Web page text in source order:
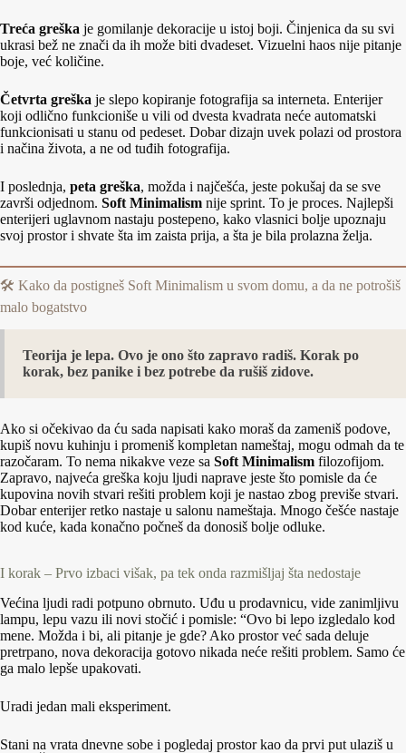
Treća greška je gomilanje dekoracije u istoj boji. Činjenica da su svi
ukrasi bež ne znači da ih može biti dvadeset. Vizuelni haos nije pitanje
boje, već količine.
Četvrta greška je slepo kopiranje fotografija sa interneta. Enterijer
koji odlično funkcioniše u vili od dvesta kvadrata neće automatski
funkcionisati u stanu od pedeset. Dobar dizajn uvek polazi od prostora
i načina života, a ne od tuđih fotografija.
I poslednja, peta greška, možda i najčešća, jeste pokušaj da se sve
završi odjednom. Soft Minimalism nije sprint. To je proces. Najlepši
enterijeri uglavnom nastaju postepeno, kako vlasnici bolje upoznaju
svoj prostor i shvate šta im zaista prija, a šta je bila prolazna želja.
🛠️ Kako da postigneš Soft Minimalism u svom domu, a da ne potrošiš
malo bogatstvo
Teorija je lepa. Ovo je ono što zapravo radiš. Korak po
korak, bez panike i bez potrebe da rušiš zidove.
Ako si očekivao da ću sada napisati kako moraš da zameniš podove,
kupiš novu kuhinju i promeniš kompletan nameštaj, mogu odmah da te
razočaram. To nema nikakve veze sa Soft Minimalism filozofijom.
Zapravo, najveća greška koju ljudi naprave jeste što pomisle da će
kupovina novih stvari rešiti problem koji je nastao zbog previše stvari.
Dobar enterijer retko nastaje u salonu nameštaja. Mnogo češće nastaje
kod kuće, kada konačno počneš da donosiš bolje odluke.
I korak – Prvo izbaci višak, pa tek onda razmišljaj šta nedostaje
Većina ljudi radi potpuno obrnuto. Uđu u prodavnicu, vide zanimljivu
lampu, lepu vazu ili novi stočić i pomisle: “Ovo bi lepo izgledalo kod
mene. Možda i bi, ali pitanje je gde? Ako prostor već sada deluje
pretrpano, nova dekoracija gotovo nikada neće rešiti problem. Samo će
ga malo lepše upakovati.
Uradi jedan mali eksperiment.
Stani na vrata dnevne sobe i pogledaj prostor kao da prvi put ulaziš u